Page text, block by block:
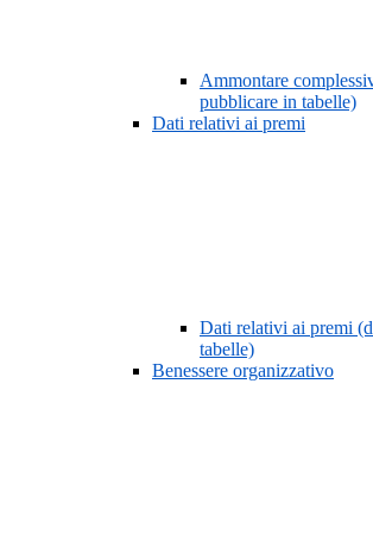
Ammontare
pubblicare in tabelle)
Dati relativi ai premi
Dati relativi ai premi
tabelle)
Benessere organizzativo